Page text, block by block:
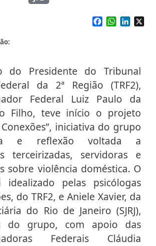
Facebook
WhatsApp
do Presidente do Tribunal
da 2ª Região (TRF2),
Federal Luiz Paulo da
Filho, teve início o projeto
Conexões”, iniciativa do grupo
e reflexão voltada a
terceirizadas, servidoras e
sobre violência doméstica. O
pelas psicólogas
do TRF2, e Aniele Xavier, da
do Rio de Janeiro (SJRJ),
do grupo, com apoio das
Federais Cláudia